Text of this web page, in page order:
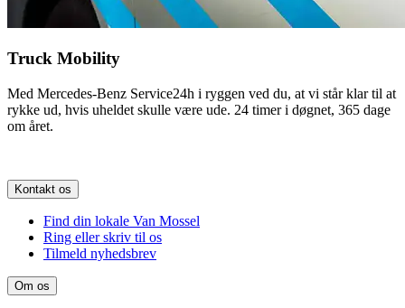
Truck Mobility
Med Mercedes-Benz Service24h i ryggen ved du, at vi står klar til at
rykke ud, hvis uheldet skulle være ude. 24 timer i døgnet, 365 dage
om året.
Kontakt os
Find din lokale Van Mossel
Ring eller skriv til os
Tilmeld nyhedsbrev
Om os